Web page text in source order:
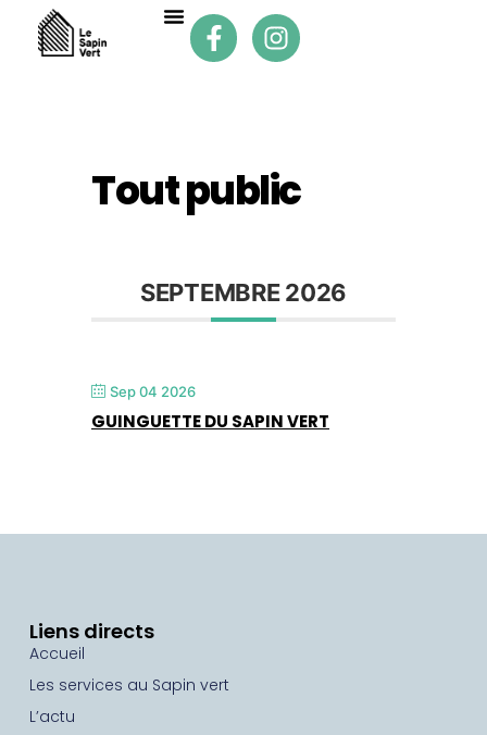
Tout public
SEPTEMBRE 2026
Sep 04 2026
GUINGUETTE DU SAPIN VERT
Liens directs
Accueil
Les services au Sapin vert
L’actu